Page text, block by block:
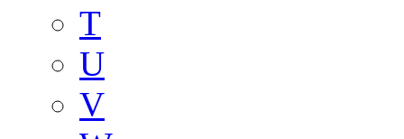
T
U
V